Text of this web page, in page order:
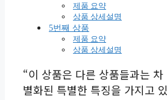
제품 요약
상품 상세설명
5번째 상품
제품 요약
상품 상세설명
“이 상품은 다른 상품들과는 차
별화된 특별한 특징을 가지고 있